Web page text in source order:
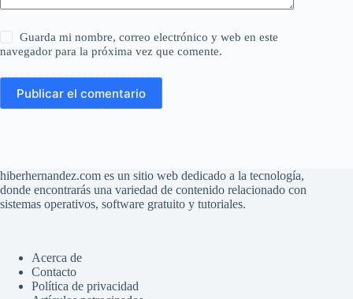
Guarda mi nombre, correo electrónico y web en este
navegador para la próxima vez que comente.
Publicar el comentario
hiberhernandez.com es un sitio web dedicado a la tecnología,
donde encontrarás una variedad de contenido relacionado con
sistemas operativos, software gratuito y tutoriales.
Acerca de
Contacto
Política de privacidad